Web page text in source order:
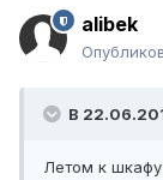
alibek
В
Летом к шкафу